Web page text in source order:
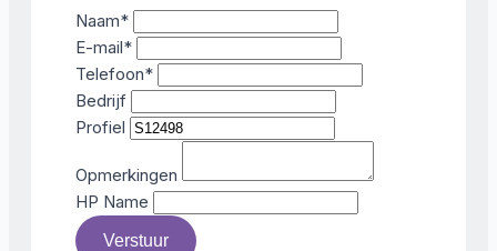
Naam*
E-mail*
Telefoon*
Bedrijf
Profiel
Opmerkingen
HP Name
Verstuur